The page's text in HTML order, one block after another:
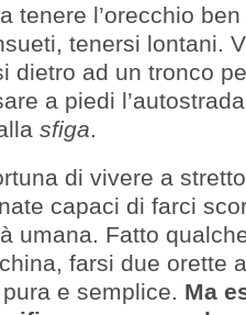
tenere l’orecchio
tenersi lontani.
dietro ad un tronco
a piedi
sfiga.
di vivere a
capaci di farci
umana. Fatto
farsi due orette
e semplice. Ma